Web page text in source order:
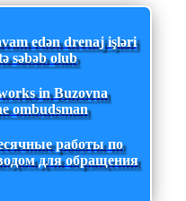
edən drenaj işləri
səbəb olub
in Buzovna
ombudsman
работы по
для обращения